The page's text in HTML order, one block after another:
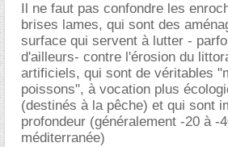
Il ne faut pas confondre les
brises lames, qui sont des
surface qui servent à lutter -
d'ailleurs- contre l'érosion du
artificiels, qui sont de véritables
poissons", à vocation plus
(destinés à la pêche) et qui sont
profondeur (généralement -20 à -
méditerranée)